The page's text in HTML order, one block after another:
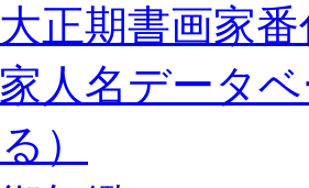
正期書画家
人名データ
）